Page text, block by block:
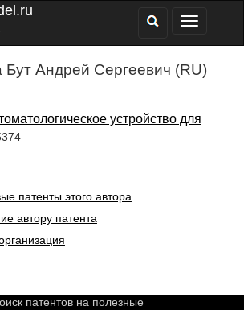
Бут Андрей Сергеевич (RU)
устройство для
патенты этого автора
автору патента
патентов на полезные